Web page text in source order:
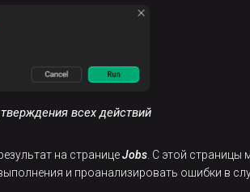
всех действий
на страницеJobs . С этой
и проанализировать ошибки в